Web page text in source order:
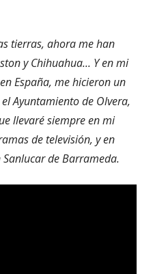
tierras, ahora me han
y Chihuahua... Y en mi
España, me hicieron un
Ayuntamiento de Olvera,
llevaré siempre en mi
de televisión, y en
Sanlucar de Barrameda.